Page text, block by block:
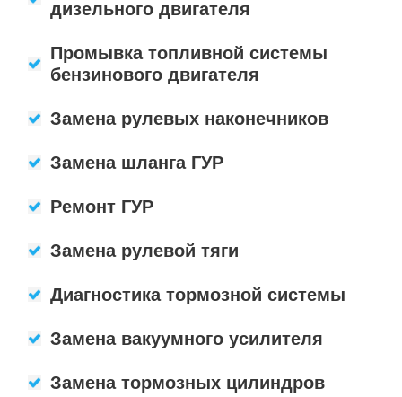
дизельного двигателя
Промывка топливной системы
бензинового двигателя
Замена рулевых наконечников
Замена шланга ГУР
Ремонт ГУР
Замена рулевой тяги
Диагностика тормозной системы
Замена вакуумного усилителя
Замена тормозных цилиндров